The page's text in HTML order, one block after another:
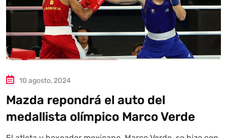
10 agosto, 2024
Mazda repondrá el auto del
medallista olímpico Marco Verde
información referencial que puede contener errores.
Asistente con IA en desarrollo. Autoanalítica optimiza
diariamente su exactitud."